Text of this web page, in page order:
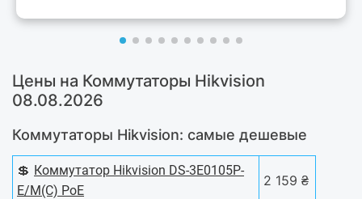
Цены на Коммутаторы Hikvision
08.08.2026
Коммутаторы Hikvision: самые дешевые
💲 Коммутатор Hikvision DS-3E0105P-
E/M(C) PoE
2 159 ₴